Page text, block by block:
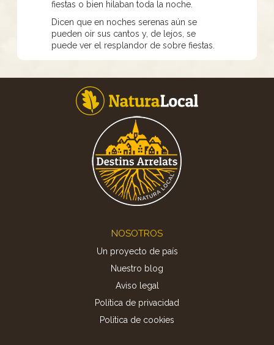
fiestas o bien hilaban toda la noche.
Dicen que en noches serenas aún se
pueden oir sus cantos y, de lejos, se
puede ver el resplandor de sobre fiestas.
NOSOTROS
Un proyecto de país
Nuestro blog
Aviso legal
Política de privacidad
Politica de cookies